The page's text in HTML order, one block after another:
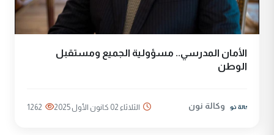
الأمان المدرسي.. مسؤولية الجميع ومستقبل
الوطن
وكالة نون الثلاثاء 02 كانون الأول 2025 1262